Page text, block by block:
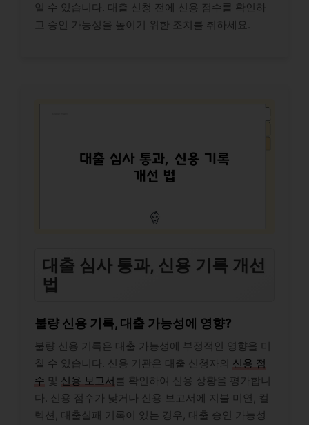
일 수 있습니다. 대출 신청 전에 신용 점수를 확인하
고 승인 가능성을 높이기 위한 조치를 취하세요.
대출 심사 통과, 신용 기록 개선
법
불량 신용 기록, 대출 가능성에 영향?
불량 신용 기록은 대출 가능성에 부정적인 영향을 미
칠 수 있습니다. 신용 기관은 대출 신청자의 신용 점
수 및 신용 보고서를 확인하여 신용 상황을 평가합니
다. 신용 점수가 낮거나 신용 보고서에 지불 미연, 컬
렉션, 대출실패 기록이 있는 경우, 대출 승인 가능성